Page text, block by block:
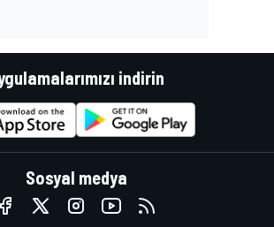
indirin
Sosyal medya